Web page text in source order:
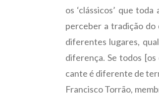
os ‘clássicos’ que
perceber a tradição do
diferentes lugares,
diferença. Se todos
cante é diferente de
Francisco Torrão,